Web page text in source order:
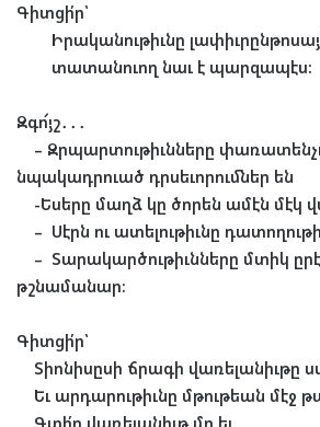
Գիտցի՛ր՝
Իրականութիւնը
տատանուող նաւ է պարզապէս։
Զգո՜յշ․․․
– Զրպարտութիւնները
նպակադրուած դրսեւորումներ են
-Եսերը մաղձ կը ծորեն ամէն մէկ
– Սէրն ու ատելութիւնը
– Տարակարծութիւնները մտիկ ըրէ,
թշնամանար։
Գիտցի՛ր՝
Տիոնիսըսի ճրագի վառելանիւթը
Եւ արդարութիւնը մթութեան մէջ